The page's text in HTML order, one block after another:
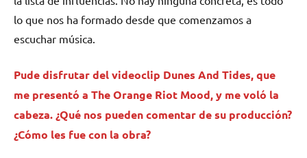
lo que nos ha formado desde que comenzamos a
escuchar música.
Pude disfrutar del videoclip Dunes And Tides, que
me presentó a The Orange Riot Mood, y me voló la
cabeza. ¿Qué nos pueden comentar de su producción?
¿Cómo les fue con la obra?